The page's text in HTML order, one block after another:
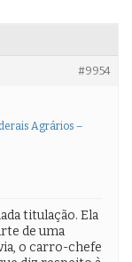
#9954
Agrários –
titulação. Ela
de uma
o carro-chefe